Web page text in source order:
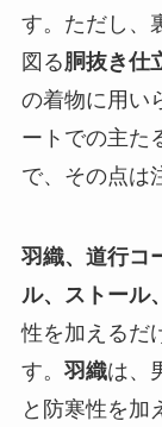
す。ただし、
図る胴抜き仕
の着物に用い
ートでの主た
で、その点は
羽織、道行コ
ル、ストール
性を加えるだ
す。 羽織は、
と防寒性を加